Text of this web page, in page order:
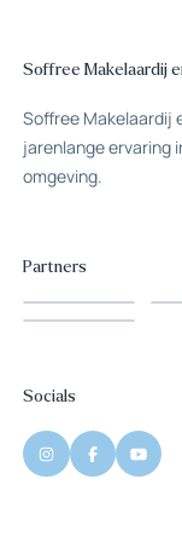
Soffree Makelaardij
Soffree Makelaardij
jarenlange ervaring
omgeving.
Partners
Socials